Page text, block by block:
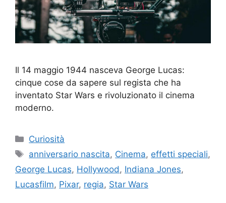
Il 14 maggio 1944 nasceva George Lucas:
cinque cose da sapere sul regista che ha
inventato Star Wars e rivoluzionato il cinema
moderno.
Categorie
Curiosità
Tag
anniversario nascita, Cinema, effetti speciali,
George Lucas, Hollywood, Indiana Jones,
Lucasfilm, Pixar, regia, Star Wars